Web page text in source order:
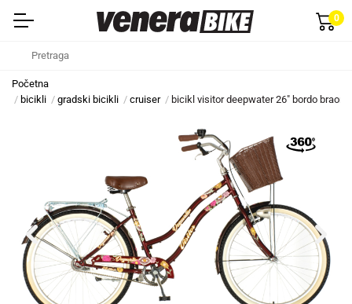
0
Početna
bicikli
gradski bicikli cruiser bicikl visitor deepwater 26" bordo braon